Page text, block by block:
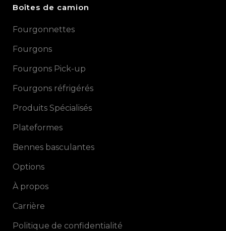
Boîtes de camion
Fourgonnettes
Fourgons
Fourgons Pick-up
Fourgons réfrigérés
Produits Spécialisés
Plateformes
Bennes basculantes
Options
À propos
Carrière
Politique de confidentialité